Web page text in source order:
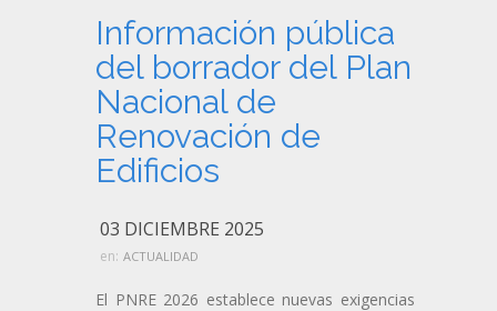
Información pública
del borrador del Plan
Nacional de
Renovación de
Edificios
03 DICIEMBRE 2025
en: ACTUALIDAD
El PNRE 2026 establece nuevas exigencias